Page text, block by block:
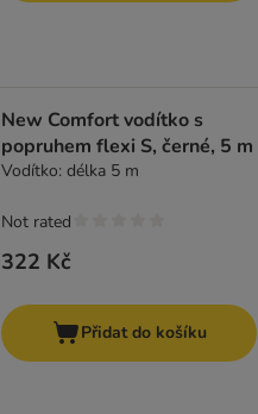
New Comfort vodítko s
popruhem flexi S, černé, 5 m
Vodítko: délka 5 m
322 Kč
Not rated
Přidat do košíku